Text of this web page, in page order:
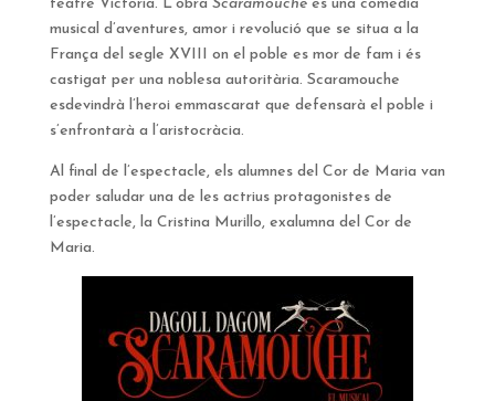
teatre Victòria. L’obra Scaramouche és una comèdia
musical d’aventures, amor i revolució que se situa a la
França del segle XVIII on el poble es mor de fam i és
castigat per una noblesa autoritària. Scaramouche
esdevindrà l’heroi emmascarat que defensarà el poble i
s’enfrontarà a l’aristocràcia.
Al final de l’espectacle, els alumnes del Cor de Maria van
poder saludar una de les actrius protagonistes de
l’espectacle, la Cristina Murillo, exalumna del Cor de
Maria.